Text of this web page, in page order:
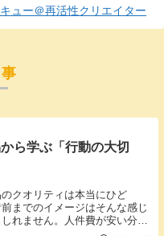
ュー＠再活性クリエイター
ら学ぶ「行動の大切
のクオリティは本当にひど
までのイメージはそんな感じ
れません。人件費が安い分安
ができて大量に作ることはでき